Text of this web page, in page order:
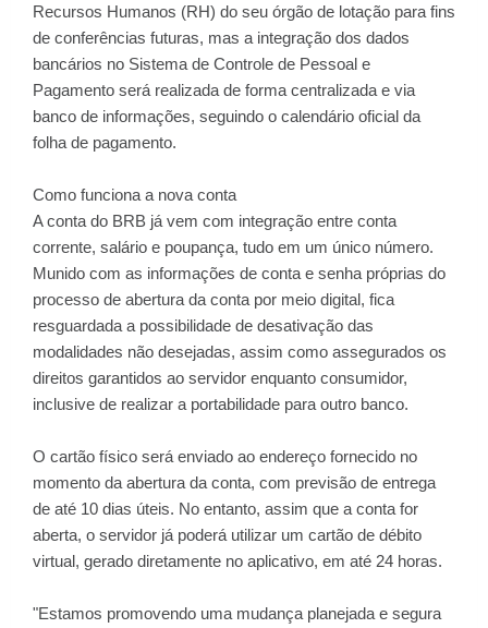
Recursos Humanos (RH) do seu órgão de lotação para fins
de conferências futuras, mas a integração dos dados
bancários no Sistema de Controle de Pessoal e
Pagamento será realizada de forma centralizada e via
banco de informações, seguindo o calendário oficial da
folha de pagamento.
Como funciona a nova conta
A conta do BRB já vem com integração entre conta
corrente, salário e poupança, tudo em um único número.
Munido com as informações de conta e senha próprias do
processo de abertura da conta por meio digital, fica
resguardada a possibilidade de desativação das
modalidades não desejadas, assim como assegurados os
direitos garantidos ao servidor enquanto consumidor,
inclusive de realizar a portabilidade para outro banco.
O cartão físico será enviado ao endereço fornecido no
momento da abertura da conta, com previsão de entrega
de até 10 dias úteis. No entanto, assim que a conta for
aberta, o servidor já poderá utilizar um cartão de débito
virtual, gerado diretamente no aplicativo, em até 24 horas.
"Estamos promovendo uma mudança planejada e segura